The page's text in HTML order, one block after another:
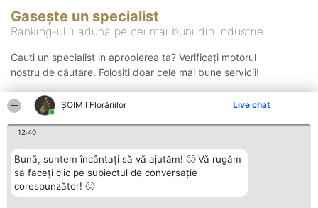
ȘOIMII Florăriilor Live chat
12:40
Bună, suntem încântați să vă ajutăm! 🙂 Vă rugăm
să faceți clic pe subiectul de conversație
corespunzător! 🙂
Gasește un specialist
Ranking-ul îi adună pe cei mai buni din industrie
Cauți un specialist in apropierea ta? Verificați motorul
nostru de căutare. Folosiți doar cele mai bune servicii!